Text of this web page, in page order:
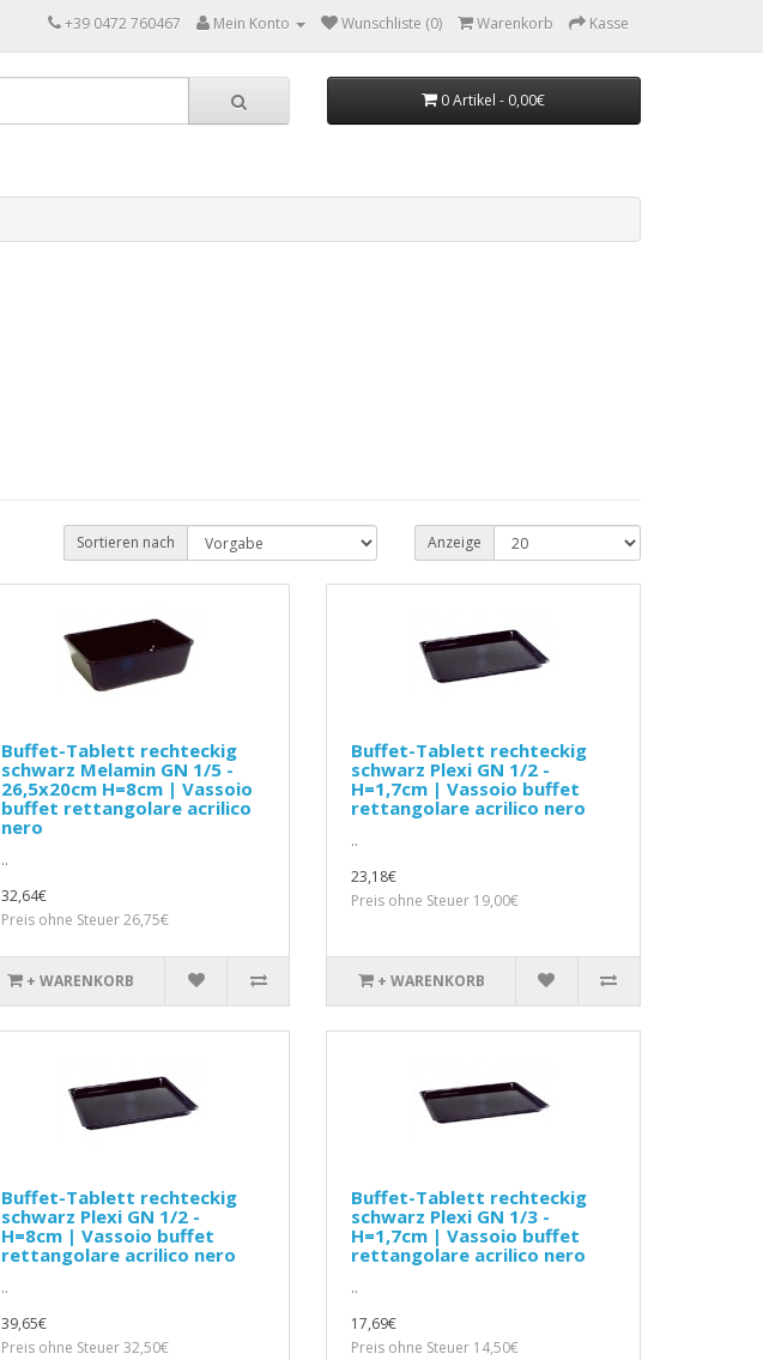
+39 0472 760467 Mein Konto Wunschliste (0) Warenkorb Kasse
0 Artikel - 0,00€
Sortieren nach Anzeige
Buffet-Tablett rechteckig
schwarz Melamin GN 1/5 -
26,5x20cm H=8cm | Vassoio
buffet rettangolare acrilico
nero
..
32,64€
Preis ohne Steuer 26,75€
+ WARENKORB
Buffet-Tablett rechteckig
schwarz Plexi GN 1/2 -
H=1,7cm | Vassoio buffet
rettangolare acrilico nero
..
23,18€
Preis ohne Steuer 19,00€
+ WARENKORB
Buffet-Tablett rechteckig
schwarz Plexi GN 1/2 -
H=8cm | Vassoio buffet
rettangolare acrilico nero
..
39,65€
Preis ohne Steuer 32,50€
Buffet-Tablett rechteckig
schwarz Plexi GN 1/3 -
H=1,7cm | Vassoio buffet
rettangolare acrilico nero
..
17,69€
Preis ohne Steuer 14,50€